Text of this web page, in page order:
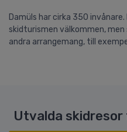
Damüls har cirka 350
skidturismen välkommen, men
andra arrangemang, till
Utvalda